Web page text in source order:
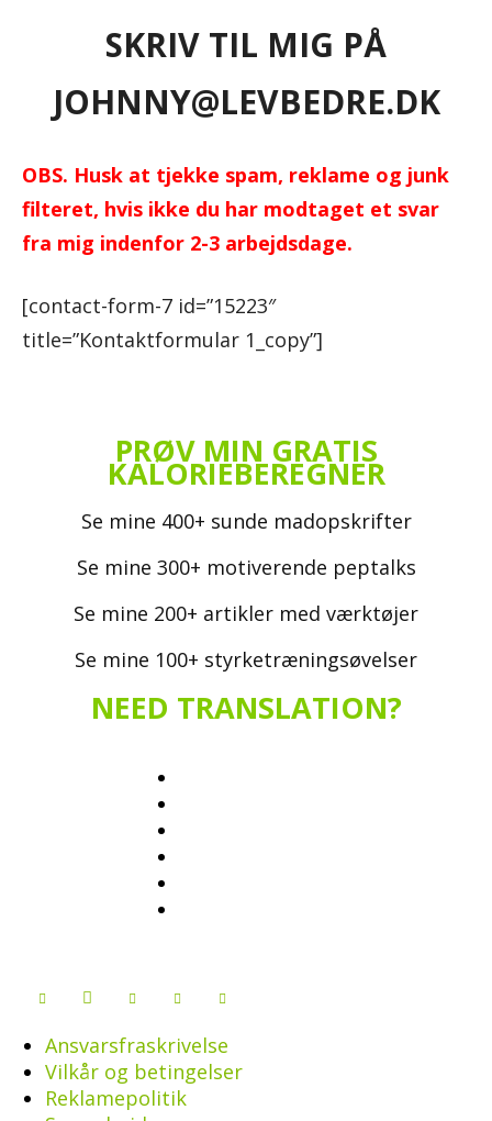
SKRIV TIL MIG PÅ
JOHNNY@LEVBEDRE.DK
OBS. Husk at tjekke spam, reklame og junk
filteret, hvis ikke du har modtaget et svar
fra mig indenfor 2-3 arbejdsdage.
[contact-form-7 id=”15223″
title=”Kontaktformular 1_copy”]
PRØV MIN GRATIS
KALORIEBEREGNER
Se mine 400+ sunde madopskrifter
Se mine 300+ motiverende peptalks
Se mine 200+ artikler med værktøjer
Se mine 100+ styrketræningsøvelser
NEED TRANSLATION?
Ansvarsfraskrivelse
Vilkår og betingelser
Reklamepolitik